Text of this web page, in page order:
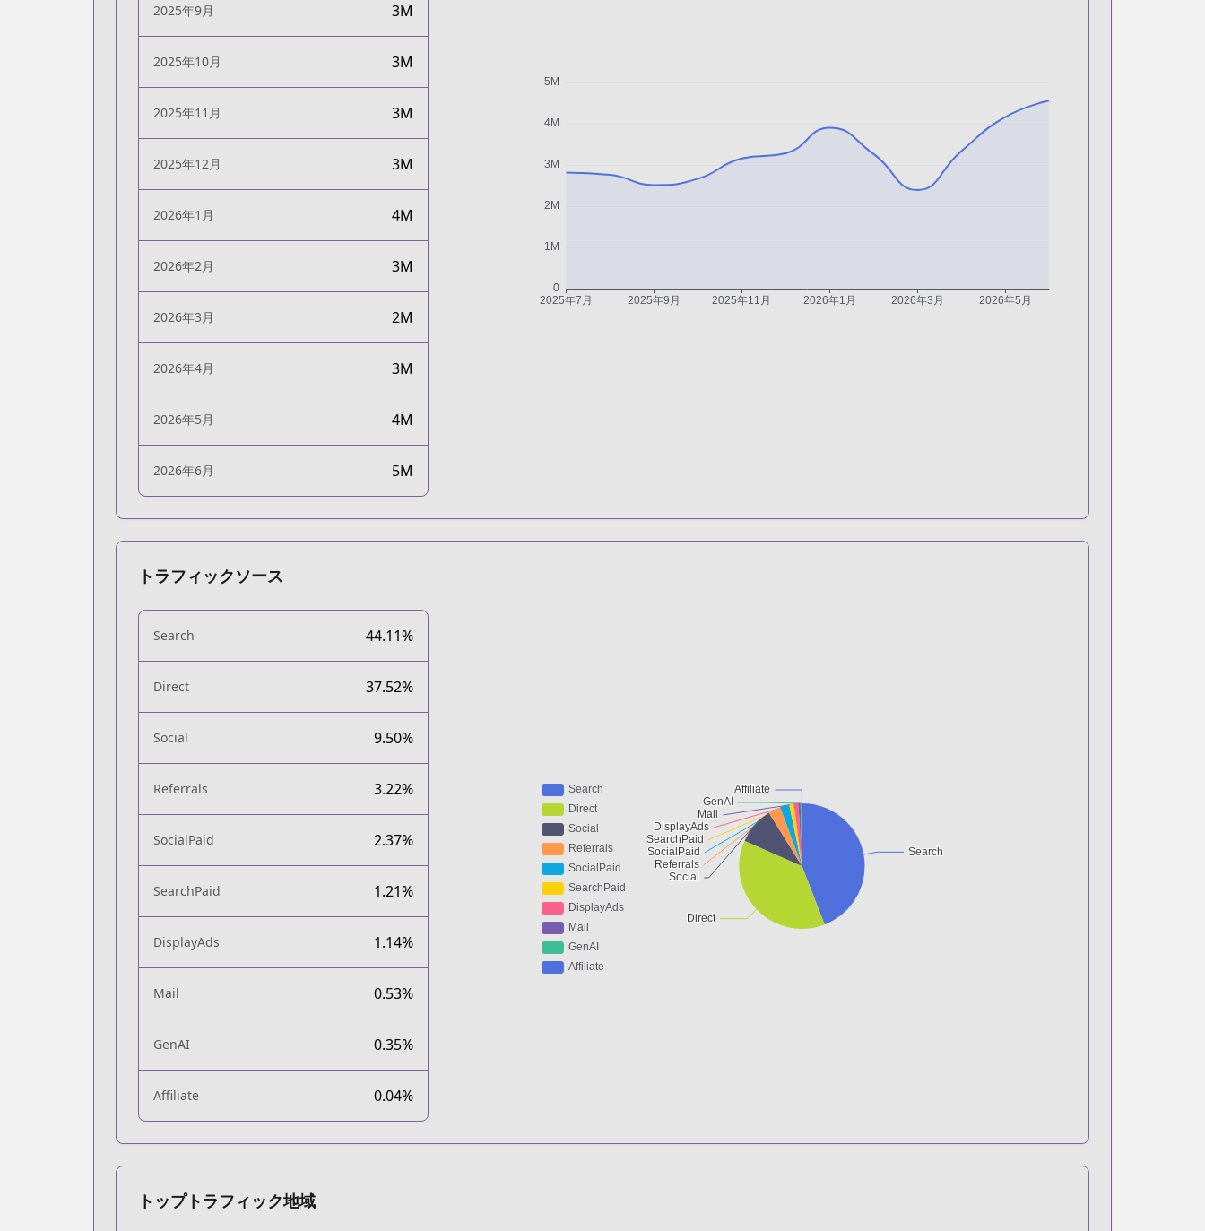
2025年9月 3M
2025年10月 3M
2025年11月 3M
2025年12月 3M
2026年1月 4M
2026年2月 3M
2026年3月 2M
2026年4月 3M
2026年5月 4M
2026年6月 5M
トラフィックソース
Search 44.11%
Direct 37.52%
Social 9.50%
Referrals 3.22%
SocialPaid 2.37%
SearchPaid 1.21%
DisplayAds 1.14%
Mail 0.53%
GenAI 0.35%
Affiliate 0.04%
トップトラフィック地域